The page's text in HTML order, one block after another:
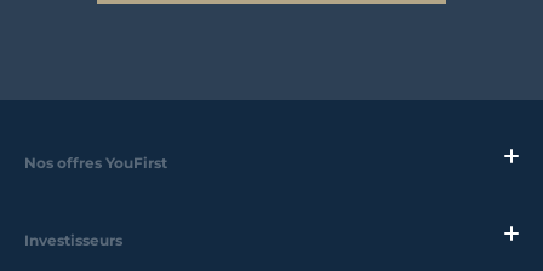
Nos offres YouFirst
Investisseurs